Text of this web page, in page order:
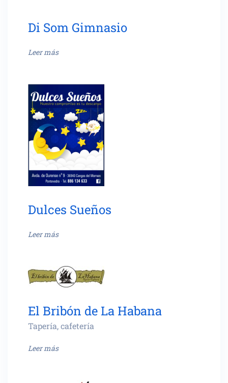
Di Som Gimnasio
Leer más
Dulces Sueños
Leer más
El Bribón de La Habana
Tapería, cafetería
Leer más